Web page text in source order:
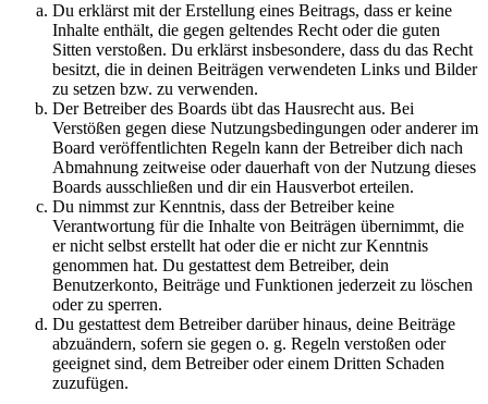
Du erklärst mit der Erstellung eines Beitrags, dass er keine
Inhalte enthält, die gegen geltendes Recht oder die guten
Sitten verstoßen. Du erklärst insbesondere, dass du das Recht
besitzt, die in deinen Beiträgen verwendeten Links und Bilder
zu setzen bzw. zu verwenden.
Der Betreiber des Boards übt das Hausrecht aus. Bei
Verstößen gegen diese Nutzungsbedingungen oder anderer im
Board veröffentlichten Regeln kann der Betreiber dich nach
Abmahnung zeitweise oder dauerhaft von der Nutzung dieses
Boards ausschließen und dir ein Hausverbot erteilen.
Du nimmst zur Kenntnis, dass der Betreiber keine
Verantwortung für die Inhalte von Beiträgen übernimmt, die
er nicht selbst erstellt hat oder die er nicht zur Kenntnis
genommen hat. Du gestattest dem Betreiber, dein
Benutzerkonto, Beiträge und Funktionen jederzeit zu löschen
oder zu sperren.
Du gestattest dem Betreiber darüber hinaus, deine Beiträge
abzuändern, sofern sie gegen o. g. Regeln verstoßen oder
geeignet sind, dem Betreiber oder einem Dritten Schaden
zuzufügen.